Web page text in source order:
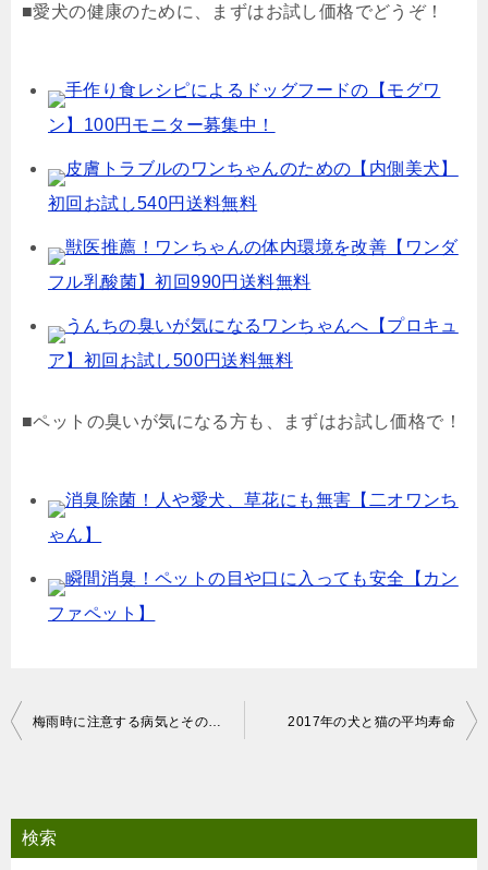
■愛犬の健康のために、まずはお試し価格でどうぞ！
手作り食レシピによるドッグフードの【モグワ
ン】100円モニター募集中！
皮膚トラブルのワンちゃんのための【内側美犬】
初回お試し540円送料無料
獣医推薦！ワンちゃんの体内環境を改善【ワンダ
フル乳酸菌】初回990円送料無料
うんちの臭いが気になるワンちゃんへ【プロキュ
ア】初回お試し500円送料無料
■ペットの臭いが気になる方も、まずはお試し価格で！
消臭除菌！人や愛犬、草花にも無害【二オワンち
ゃん】
瞬間消臭！ペットの目や口に入っても安全【カン
ファペット】
投
ビ
ゲ
梅雨時に注意する病気とその対策 2017年の犬と猫の平均寿命
検索